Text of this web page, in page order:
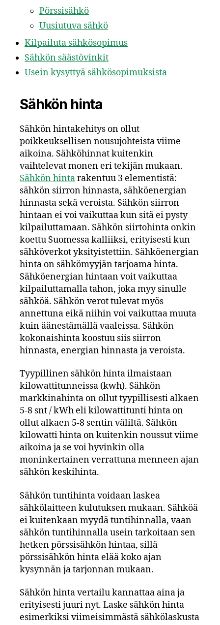
Pörssisähkö
Uusiutuva sähkö
Kilpailuta sähkösopimus
Sähkön säästövinkit
Usein kysyttyä sähkösopimuksista
Sähkön hinta
Sähkön hintakehitys on ollut
poikkeuksellisen nousujohteista viime
aikoina. Sähköhinnat kuitenkin
vaihtelevat monen eri tekijän mukaan.
Sähkön hintarakentuu 3 elementistä:
sähkön siirron hinnasta, sähköenergian
hinnasta sekä veroista. Sähkön siirron
hintaan ei voi vaikuttaa kun sitä ei pysty
kilpailuttamaan. Sähkön siirtohinta onkin
koettu Suomessa kalliiksi, erityisesti kun
sähköverkot yksityistettiin. Sähköenergian
hinta on sähkömyyjän tarjoama hinta.
Sähköenergian hintaan voit vaikuttaa
kilpailuttamalla tahon, joka myy sinulle
sähköä. Sähkön verot tulevat myös
annettuna eikä niihin voi vaikuttaa muuta
kuin äänestämällä vaaleissa. Sähkön
kokonaishinta koostuu siis siirron
hinnasta, energian hinnasta ja veroista.
Tyypillinen sähkön hinta ilmaistaan
kilowattitunneissa (kwh). Sähkön
markkinahinta on ollut tyypillisesti alkaen
5-8 snt / kWh eli kilowattitunti hinta on
ollut alkaen 5-8 sentin väliltä. Sähkön
kilowatti hinta on kuitenkin noussut viime
aikoina ja se voi hyvinkin olla
moninkertainen verrattuna menneen ajan
sähkön keskihinta.
Sähkön tuntihinta voidaan laskea
sähkölaitteen kulutuksen mukaan. Sähköä
ei kuitenkaan myydä tuntihinnalla, vaan
sähkön tuntihinnalla usein tarkoitaan sen
hetken pörssisähkön hintaa, sillä
pörssisähkön hinta elää koko ajan
kysynnän ja tarjonnan mukaan.
Sähkön hinta vertailu kannattaa aina ja
erityisesti juuri nyt. Laske sähkön hinta
esimerkiksi viimeisimmästä sähkölaskusta